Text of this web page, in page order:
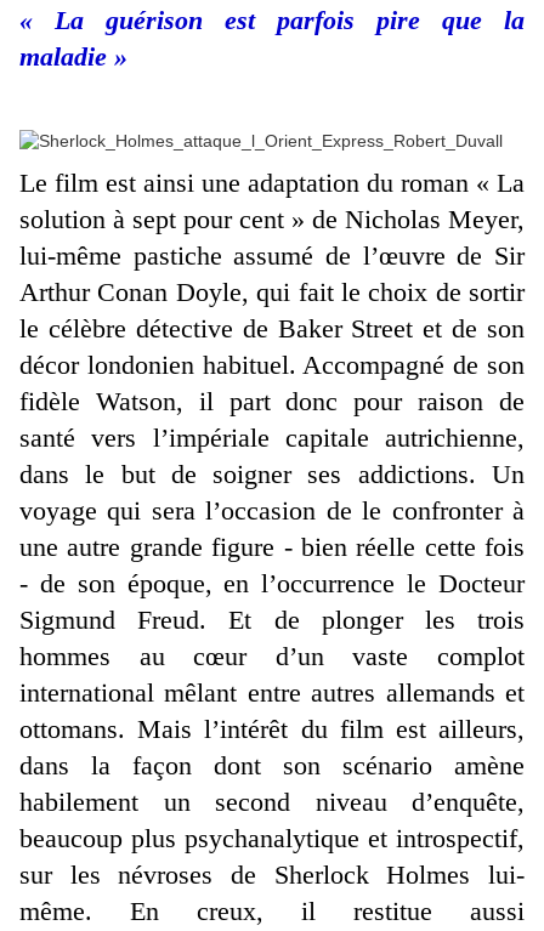
« La guérison est parfois pire que la
maladie »
Le film est ainsi une adaptation du roman « La
solution à sept pour cent » de Nicholas Meyer,
lui-même pastiche assumé de l’œuvre de Sir
Arthur Conan Doyle, qui fait le choix de sortir
le célèbre détective de Baker Street et de son
décor londonien habituel. Accompagné de son
fidèle Watson, il part donc pour raison de
santé vers l’impériale capitale autrichienne,
dans le but de soigner ses addictions. Un
voyage qui sera l’occasion de le confronter à
une autre grande figure - bien réelle cette fois
- de son époque, en l’occurrence le Docteur
Sigmund Freud. Et de plonger les trois
hommes au cœur d’un vaste complot
international mêlant entre autres allemands et
ottomans. Mais l’intérêt du film est ailleurs,
dans la façon dont son scénario amène
habilement un second niveau d’enquête,
beaucoup plus psychanalytique et introspectif,
sur les névroses de Sherlock Holmes lui-
même. En creux, il restitue aussi